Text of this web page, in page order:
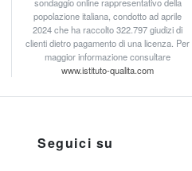
popolazione italiana, condotto ad aprile
2024 che ha raccolto 322.797 giudizi di
clienti dietro pagamento di una licenza. Per
maggior informazione consultare
www.istituto-qualita.com
Seguici su